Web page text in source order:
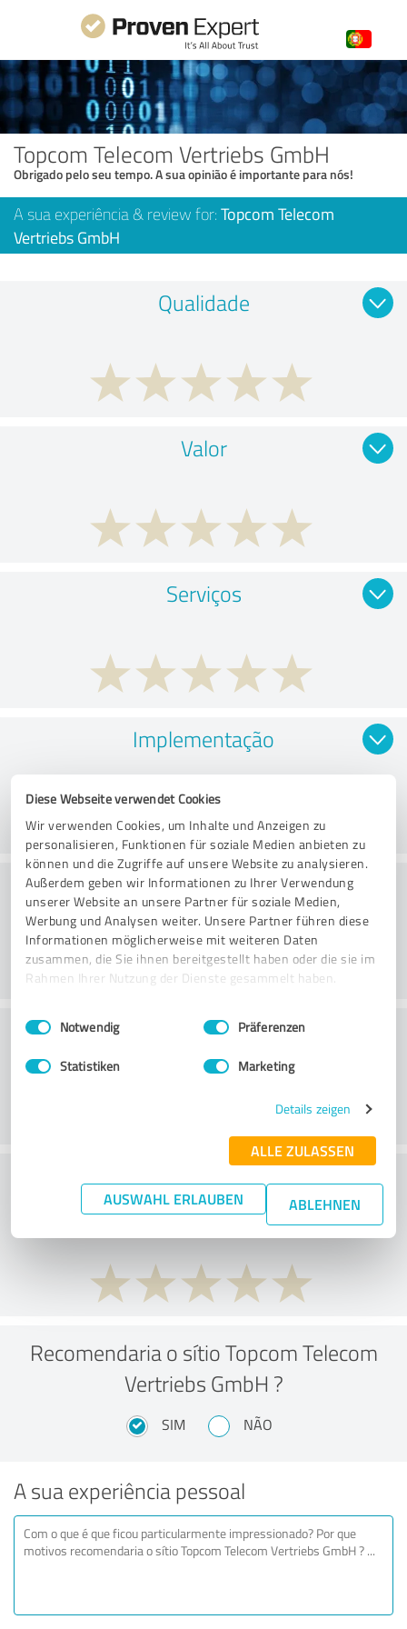
Diese Webseite verwendet Cookies
Wir verwenden Cookies, um Inhalte und Anzeigen zu
personalisieren, Funktionen für soziale Medien anbieten zu
können und die Zugriffe auf unsere Website zu analysieren.
Außerdem geben wir Informationen zu Ihrer Verwendung
unserer Website an unsere Partner für soziale Medien,
Werbung und Analysen weiter. Unsere Partner führen diese
Informationen möglicherweise mit weiteren Daten
zusammen, die Sie ihnen bereitgestellt haben oder die sie im
Rahmen Ihrer Nutzung der Dienste gesammelt haben.
Impressum Datenschutzbestimmungen
Einwilligungsauswahl
Notwendig Präferenzen
Statistiken Marketing
Details zeigen
ALLE ZULASSEN
AUSWAHL ERLAUBEN ABLEHNEN
Topcom Telecom Vertriebs GmbH
Obrigado pelo seu tempo. A sua opinião é importante para nós!
A sua experiência & review for: Topcom Telecom
Vertriebs GmbH
Qualidade
Valor
Serviços
Implementação
Consultoria
Serviço ao cliente
O que acha da relação
preço/desempenho?
Recomendaria o sítio Topcom Telecom
Vertriebs GmbH ?
SIM NÃO
A sua experiência pessoal